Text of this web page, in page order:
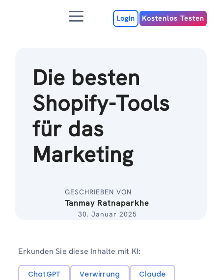
MenuLogin Kostenlos Testen
Die besten
Shopify-Tools
für das
Marketing
GESCHRIEBEN VON
Tanmay Ratnaparkhe
30. Januar 2025
Erkunden Sie diese Inhalte mit KI:
ChatGPT Verwirrung
Claude